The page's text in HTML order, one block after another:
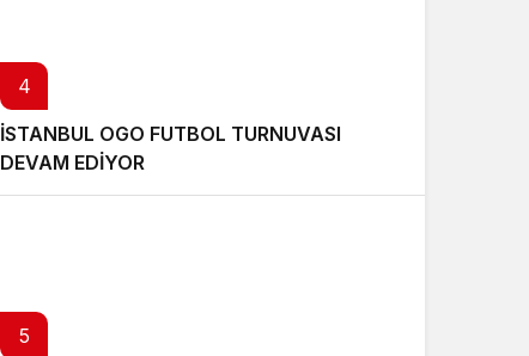
4
İSTANBUL OGO FUTBOL TURNUVASI
DEVAM EDİYOR
5